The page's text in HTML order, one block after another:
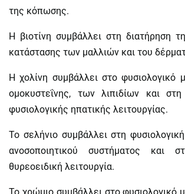
της κόπωσης.
Η βιοτίνη συμβάλλει στη διατήρηση
κατάστασης των μαλλιών και του
Η χολίνη συμβάλλει στο φυσιολογικό
ομοκυστεΐνης, των λιπιδίων και
φυσιολογικής ηπατικής λειτουργίας.
Το σελήνιο συμβάλλει στη
ανοσοποιητικού συστήματος και
θυρεοειδική λειτουργία.